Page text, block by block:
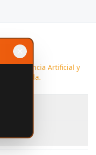
Inteligencia Artificial y
a medida.